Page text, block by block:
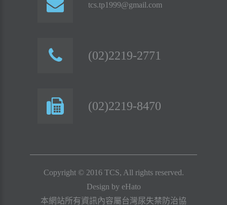
tcs.tp1999@gmail.com
(02)2219-2771
(02)2219-8470
Copyright © 2016 TCS, All rights reserved.
Design by eHato
本網站所有資訊內容屬台灣尿失禁防治協